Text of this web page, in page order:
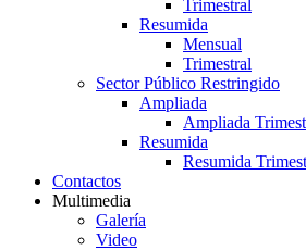
Trimestral
Resumida
Mensual
Trimestral
Sector Público Restringido
Ampliada
Ampliada
Resumida
Resumida
Contactos
Multimedia
Galería
Video